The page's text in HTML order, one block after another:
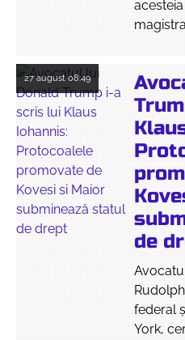
27 august08:49
de
federal
York,